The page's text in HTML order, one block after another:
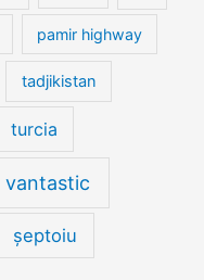
pamir highway
tadjikistan
turcia
vantastic
șeptoiu